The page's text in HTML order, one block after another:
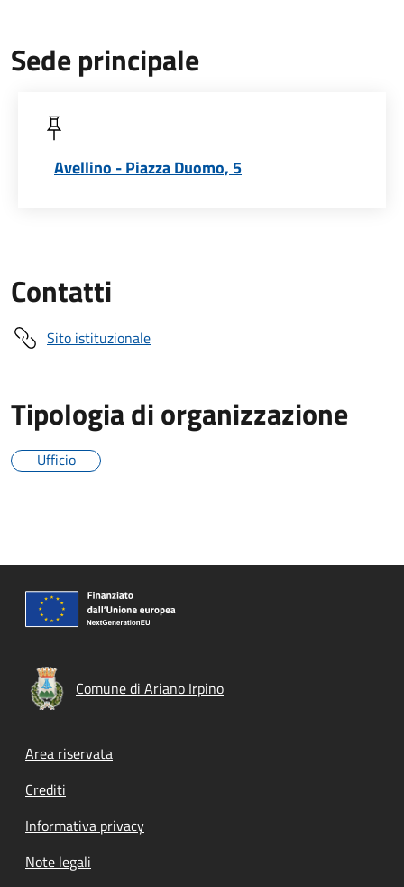
Sede principale
Avellino - Piazza Duomo, 5
Contatti
Sito istituzionale
Tipologia di organizzazione
Ufficio
Comune di Ariano Irpino
Footer menu
Area riservata
Crediti
Informativa privacy
Note legali